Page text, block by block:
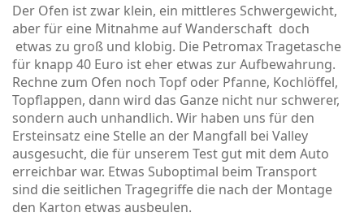
Der Ofen ist zwar klein, ein mittleres Schwergewicht,
aber für eine Mitnahme auf Wanderschaft doch
etwas zu groß und klobig. Die Petromax Tragetasche
für knapp 40 Euro ist eher etwas zur Aufbewahrung.
Rechne zum Ofen noch Topf oder Pfanne, Kochlöffel,
Topflappen, dann wird das Ganze nicht nur schwerer,
sondern auch unhandlich. Wir haben uns für den
Ersteinsatz eine Stelle an der Mangfall bei Valley
ausgesucht, die für unserem Test gut mit dem Auto
erreichbar war. Etwas Suboptimal beim Transport
sind die seitlichen Tragegriffe die nach der Montage
den Karton etwas ausbeulen.